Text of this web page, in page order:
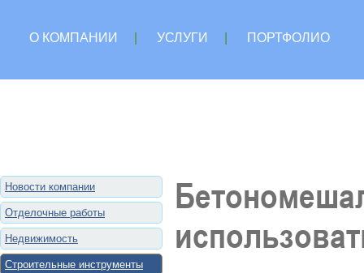
О КОМПАНИИ УСЛУГИ
ПОРТФОЛИО
Новости компании
Отделочные работы
Недвижимость
Строительные инструменты